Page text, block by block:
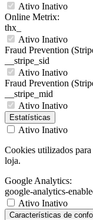
Ativo Inativo
Online Metrix:
thx_
Ativo Inativo
Fraud Prevention
__stripe_sid
Ativo Inativo
Fraud Prevention
__stripe_mid
Ativo Inativo
Estatísticas
Ativo Inativo
Cookies utilizados para
loja.
Google Analytics:
google-analytics-
Ativo Inativo
Características de